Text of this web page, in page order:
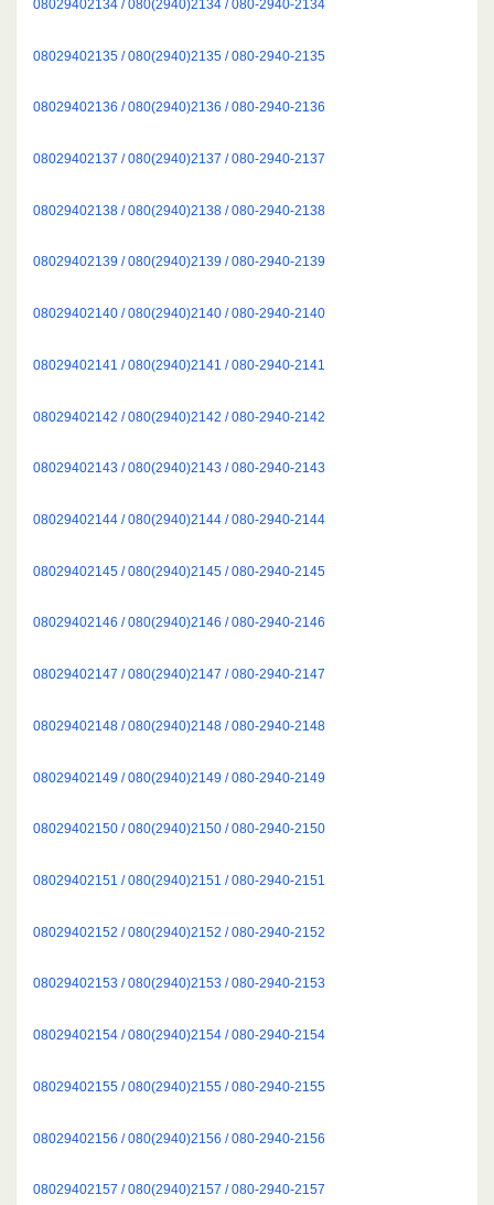
08029402134 / 080(2940)2134 / 080-2940-2134
08029402135 / 080(2940)2135 / 080-2940-2135
08029402136 / 080(2940)2136 / 080-2940-2136
08029402137 / 080(2940)2137 / 080-2940-2137
08029402138 / 080(2940)2138 / 080-2940-2138
08029402139 / 080(2940)2139 / 080-2940-2139
08029402140 / 080(2940)2140 / 080-2940-2140
08029402141 / 080(2940)2141 / 080-2940-2141
08029402142 / 080(2940)2142 / 080-2940-2142
08029402143 / 080(2940)2143 / 080-2940-2143
08029402144 / 080(2940)2144 / 080-2940-2144
08029402145 / 080(2940)2145 / 080-2940-2145
08029402146 / 080(2940)2146 / 080-2940-2146
08029402147 / 080(2940)2147 / 080-2940-2147
08029402148 / 080(2940)2148 / 080-2940-2148
08029402149 / 080(2940)2149 / 080-2940-2149
08029402150 / 080(2940)2150 / 080-2940-2150
08029402151 / 080(2940)2151 / 080-2940-2151
08029402152 / 080(2940)2152 / 080-2940-2152
08029402153 / 080(2940)2153 / 080-2940-2153
08029402154 / 080(2940)2154 / 080-2940-2154
08029402155 / 080(2940)2155 / 080-2940-2155
08029402156 / 080(2940)2156 / 080-2940-2156
08029402157 / 080(2940)2157 / 080-2940-2157